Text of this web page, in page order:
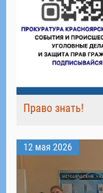
Право знать!
12 мая 2026